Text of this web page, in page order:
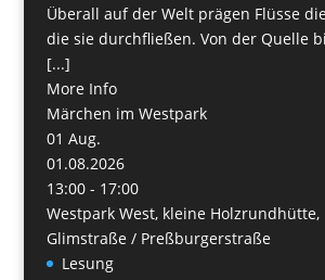
Überall auf der Welt prägen Flüsse
die sie durchfließen. Von der Quelle
[...]
More Info
Märchen im Westpark
01 Aug.
01.08.2026
13:00 - 17:00
Westpark West, kleine Holzrundhütte,
Glimstraße / Preßburgerstraße
Lesung